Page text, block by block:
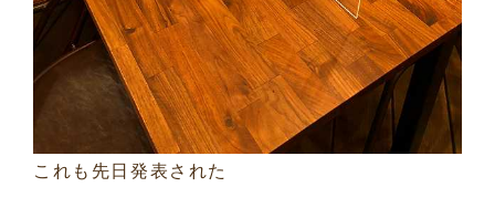
これも先日発表された